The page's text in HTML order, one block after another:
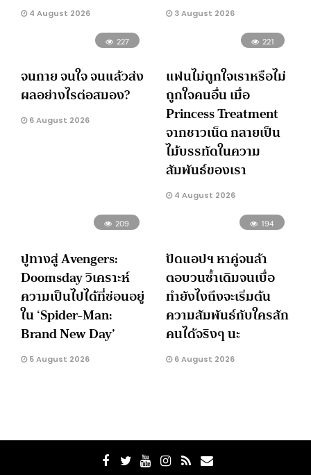
4 August 2026 3 August 2026
227
จนกาย จนใจ จนแล้วส่ง
ผลอย่างไรต่อสมอง?
6 August 2026
221
แฟนไม่ถูกใจเราหรือไม่
ถูกใจคนอื่น เมื่อ
Princess Treatment
จากชาวเน็ต กลายเป็น
ไม้บรรทัดในความ
สัมพันธ์ของเรา
4 August 2026
209
ปูทางสู่ Avengers:
Doomsday วิเคราะห์
ความเป็นไปได้ที่ซ่อนอยู่
ใน ‘Spider-Man:
Brand New Day’
5 August 2026
194
ปัดแอปฯ หาคู่จนล้า
ตอบวนซ้ำเดิมจนเบื่อ
ทำยังไงถึงจะเริ่มต้น
ความสัมพันธ์กับใครสัก
คนได้จริงๆ นะ
6 August 2026